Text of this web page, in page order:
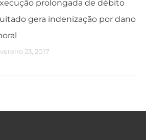
prolongada de débito
gera indenização por dano
23, 2017